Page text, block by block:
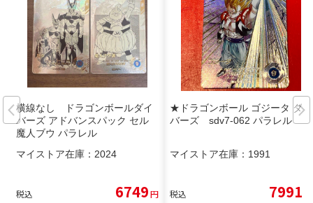
横線なし ドラゴンボールダイ
バーズ アドバンスパック セル
魔人ブウ パラレル
マイストア在庫： 2024
税込 6749円
★ドラゴンボール ゴジータ ダイ
バーズ sdv7-062 パラレル
マイストア在庫： 1991
税込 7991